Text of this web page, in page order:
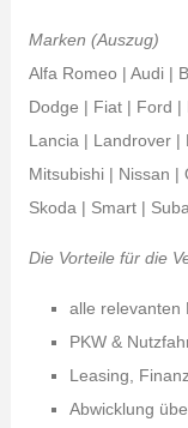
Marken (Auszug)
Alfa Romeo | Audi |
Dodge | Fiat | Ford |
Lancia | Landrover |
Mitsubishi | Nissan |
Skoda | Smart |
Die Vorteile für die
alle relevanten
PKW &
Leasing,
Abwicklung